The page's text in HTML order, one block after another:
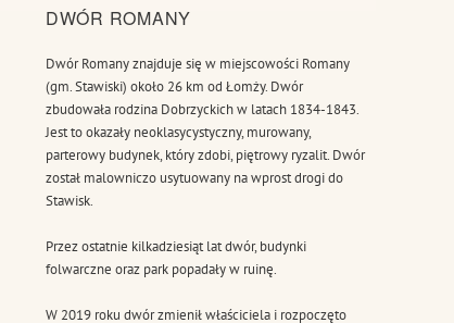
DWÓR ROMANY
Dwór Romany znajduje się w miejscowości Romany
(gm. Stawiski) około 26 km od Łomży. Dwór
zbudowała rodzina Dobrzyckich w latach 1834-1843.
Jest to okazały neoklasycystyczny, murowany,
parterowy budynek, który zdobi, piętrowy ryzalit. Dwór
został malowniczo usytuowany na wprost drogi do
Stawisk.
Przez ostatnie kilkadziesiąt lat dwór, budynki
folwarczne oraz park popadały w ruinę.
W 2019 roku dwór zmienił właściciela i rozpoczęto